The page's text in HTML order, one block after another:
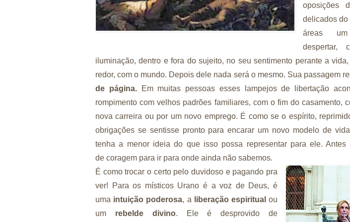
oposições
delicados do
áreas
despertar,
iluminação, dentro e fora do sujeito, no seu sentimento perante a
redor, com o mundo. Depois dele nada será o mesmo. Sua passagem
de página.Em muitas pessoas esses lampejos de libertação
rompimento com velhos padrões familiares, com o fim do casamento,
nova carreira ou por um novo emprego. É como se o espírito,
obrigações se sentisse pronto para encarar um novo modelo de
tenha a menor ideia do que isso possa representar para ele. Antes
de coragem para ir para onde ainda não sabemos.
É como trocar o certo pelo duvidoso e pagando pra
ver! Para os místicos Urano é a voz de Deus, é
uma intuição poderosa, a liberação espiritual ou
um rebelde divino. Ele é desprovido de